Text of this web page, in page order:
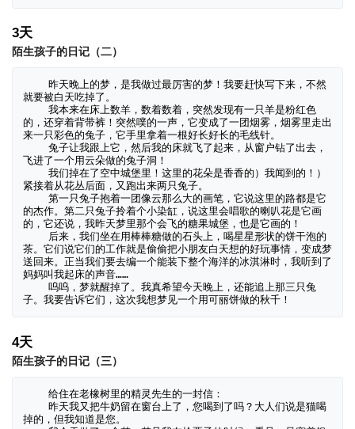
3天
陌生孩子的日记（二）
就要被白天吃掉了。
的，还穿着背带裤！突然噗的一声，它变成了一团烟雾，烟雾里走出
来一只彩色的兔子，它手里拿着一根好长好长的毛线针。
飞进了一个用云朵做的兔子洞！
紧接着从花丛后面，又跑出来两只兔子。
的杰作。第二只兔子拎着个小染缸，说这里会唱歌的喇叭花是它画
的，它还说，我昨天梦里那个会飞的糖果城堡，也是它画的！
茶。它们说它们的工作就是偷偷把小朋友白天想的好玩事情，变成梦
送回来。正当我们要去编一个能装下整个海洋的冰淇淋时，我听到了
妈妈叫我起床的声音……
子。我要告诉它们，这次我想梦见一个用可丽饼做的秋千！
4天
陌生孩子的日记（三）
掉的，但我知道是您。